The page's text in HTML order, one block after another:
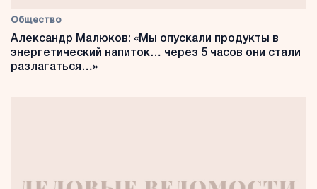
Общество
Александр Малюков: «Мы опускали продукты в
энергетический напиток… через 5 часов они стали
разлагаться…»